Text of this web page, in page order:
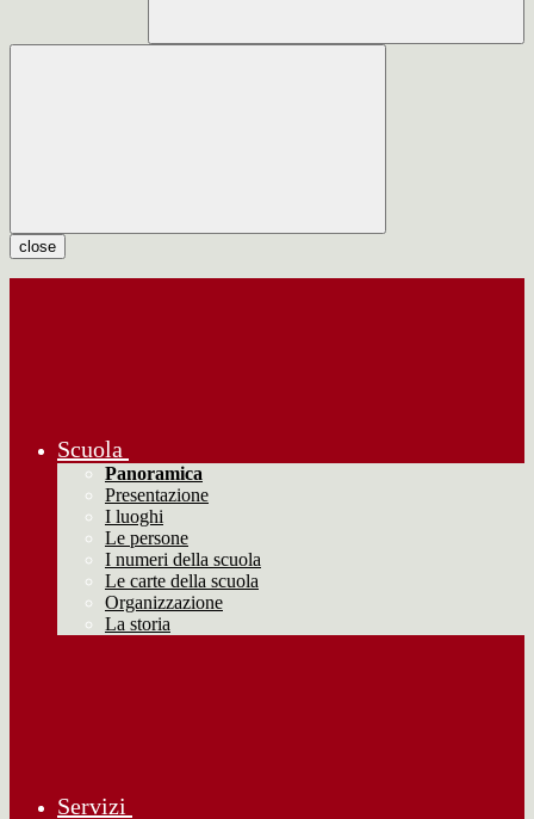
close
Scuola
Panoramica
Presentazione
I luoghi
Le persone
I numeri della scuola
Le carte della scuola
Organizzazione
La storia
Servizi